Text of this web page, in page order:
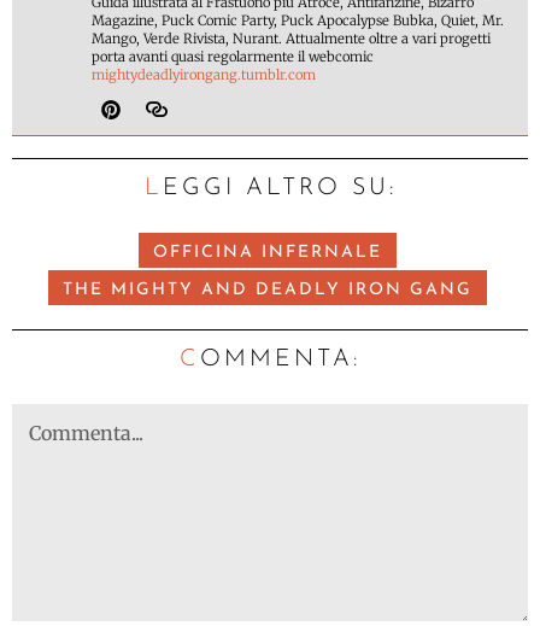
Magazine, Puck Comic Party, Puck Apocalypse Bubka, Quiet, Mr.
Mango, Verde Rivista, Nurant. Attualmente oltre a vari progetti
porta avanti quasi regolarmente il webcomic
mightydeadlyirongang.tumblr.com
LEGGI ALTRO SU:
OFFICINA INFERNALE
THE MIGHTY AND DEADLY IRON GANG
C OMMENTA: